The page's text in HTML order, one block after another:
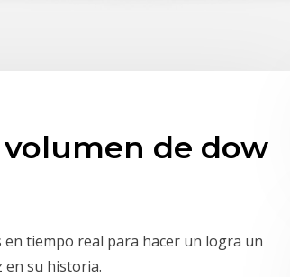
de dow
tiempo real para hacer un logra un
en su historia.